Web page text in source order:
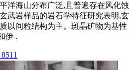
洋海山分布广泛,且普遍存在风化蚀
武岩样品的岩石学特征研究表明,玄
以间粒结构为主。斑晶矿物为基性
伊 .